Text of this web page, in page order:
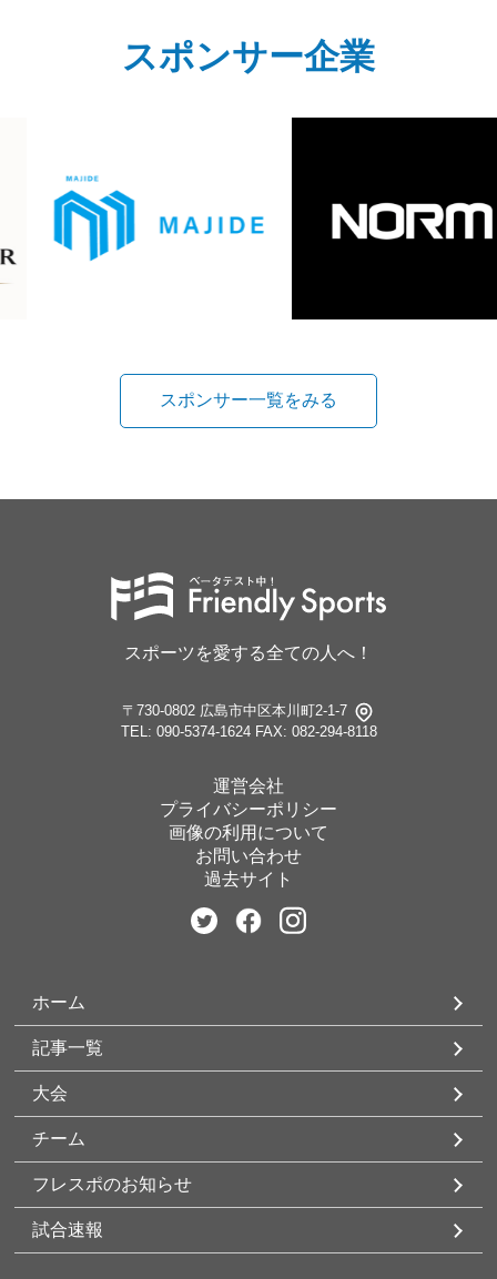
スポンサー企業
スポンサー一覧をみる
スポーツを愛する全ての人へ！
〒730-0802 広島市中区本川町2-1-7
TEL: 090-5374-1624 FAX: 082-294-8118
運営会社
プライバシーポリシー
画像の利用について
お問い合わせ
過去サイト
ホーム
記事一覧
大会
チーム
フレスポのお知らせ
試合速報